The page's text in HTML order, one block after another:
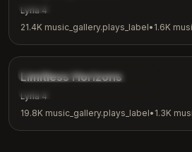
Lyria 4
21.4K music_gallery.plays_label• 1.6K
music_gallery.tags.inspirational
Limitless Horizons
Lyria 4
19.8K music_gallery.plays_label• 1.3K